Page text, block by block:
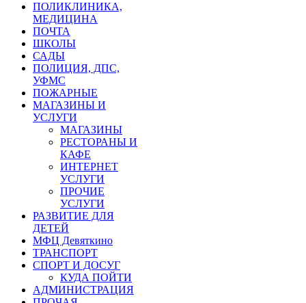
ПОЛИКЛИНИКА,
МЕДИЦИНА
ПОЧТА
ШКОЛЫ
САДЫ
ПОЛИЦИЯ, ДПС,
УФМС
ПОЖАРНЫЕ
МАГАЗИНЫ И
УСЛУГИ
МАГАЗИНЫ
РЕСТОРАНЫ И
КАФЕ
ИНТЕРНЕТ
УСЛУГИ
ПРОЧИЕ
УСЛУГИ
РАЗВИТИЕ ДЛЯ
ДЕТЕЙ
МФЦ Девяткино
ТРАНСПОРТ
СПОРТ И ДОСУГ
КУДА ПОЙТИ
АДМИНИСТРАЦИЯ